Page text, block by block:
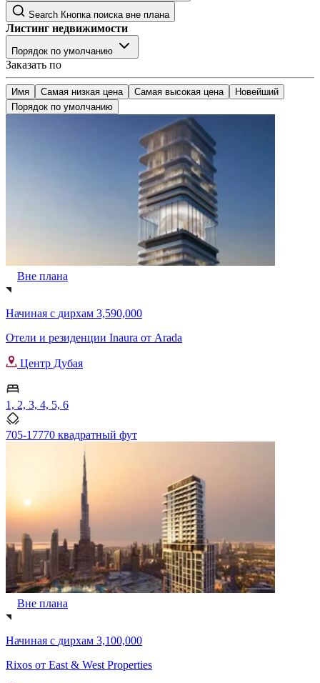
Search Кнопка поиска вне плана
Листинг недвижимости
Порядок по умолчанию
Заказать по
Имя Самая низкая цена Самая высокая цена
Новейший
Порядок по умолчанию
Вне плана
Начиная с дирхам 3,590,000
Отели и резиденции Inaura от Arada
Центр Дубая
1, 2, 3, 4, 5, 6
705-17770 квадратный фут
Вне плана
Начиная с дирхам 3,100,000
Rixos от East & West Properties